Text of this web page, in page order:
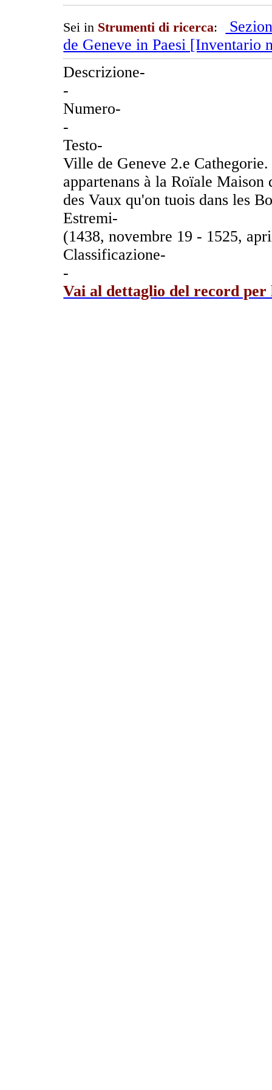
Sei in Strumenti di ricerca:
de Geneve in Paesi [Inventario
Descrizione-
-
Numero-
-
Testo-
Ville de Geneve 2.e
appartenans à la Roïale Maison
des Vaux qu'on tuois dans les
Estremi-
(1438, novembre 19 - 1525,
Classificazione-
-
Vai al dettaglio del record per